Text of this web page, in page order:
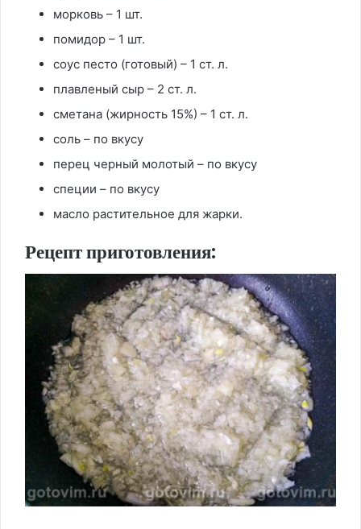
морковь – 1 шт.
помидор – 1 шт.
соус песто (готовый) – 1 ст. л.
плавленый сыр – 2 ст. л.
сметана (жирность 15%) – 1 ст. л.
соль – по вкусу
перец черный молотый – по вкусу
специи – по вкусу
масло растительное для жарки.
Рецепт приготовления: